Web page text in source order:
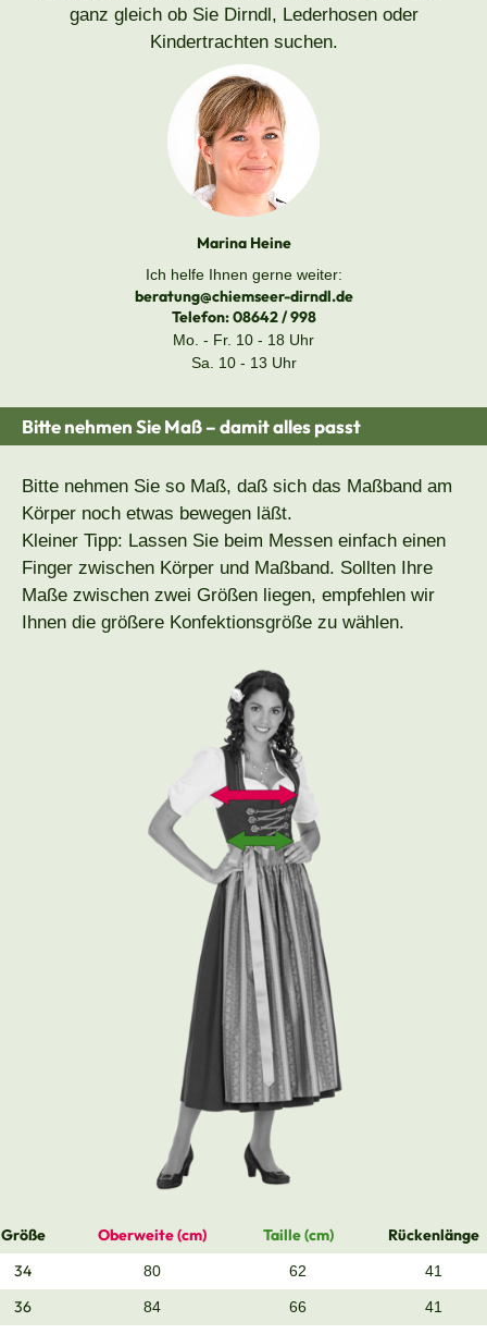
ganz gleich ob Sie Dirndl, Lederhosen oder
Kindertrachten suchen.
Marina Heine
Ich helfe Ihnen gerne weiter:
beratung@chiemseer-dirndl.de
Telefon:08642 / 998
Mo. - Fr. 10 - 18 Uhr
Sa. 10 - 13 Uhr
Bitte nehmen Sie Maß – damit alles passt
Bitte nehmen Sie so Maß, daß sich das Maßband am
Körper noch etwas bewegen läßt.
Kleiner Tipp: Lassen Sie beim Messen einfach einen
Finger zwischen Körper und Maßband. Sollten Ihre
Maße zwischen zwei Größen liegen, empfehlen wir
Ihnen die größere Konfektionsgröße zu wählen.
Größe Oberweite (cm) Taille (cm)
Rückenlänge
34
80 62 41
36 84 66 41